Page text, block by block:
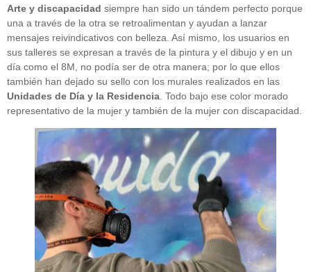
Arte y discapacidad siempre han sido un tándem perfecto porque
una a través de la otra se retroalimentan y ayudan a lanzar
mensajes reivindicativos con belleza. Así mismo, los usuarios en
sus talleres se expresan a través de la pintura y el dibujo y en un
día como el 8M, no podía ser de otra manera; por lo que ellos
también han dejado su sello con los murales realizados en las
Unidades de Día y la Residencia . Todo bajo ese color morado
representativo de la mujer y también de la mujer con discapacidad.